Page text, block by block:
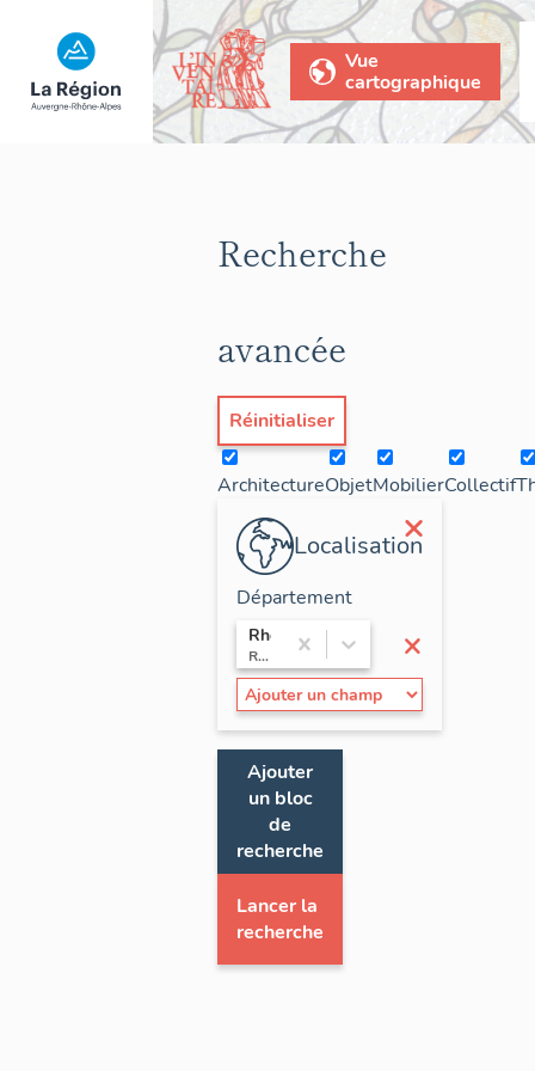
Vue
cartographique
Recherche
avancée
Réinitialiser
ArchitectureObjetMobilierCollectif
×
Localisation
×
Département
Rhône
Rhône-Alpes
Ajouter
un bloc
de
recherche
Lancer la
recherche